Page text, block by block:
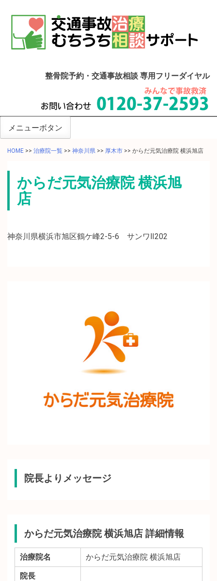
整骨院予約・交通事故相談 専用フリーダイヤル
メニューボタン
HOME >> 治療院一覧 >> 神奈川県 >> 厚木市 >> からだ元気治療院 横浜旭店
からだ元気治療院 横浜旭
店
神奈川県横浜市旭区鶴ケ峰2-5-6 サンワⅡ202
院長よりメッセージ
からだ元気治療院 横浜旭店 詳細情報
治療院名 からだ元気治療院 横浜旭店
院長